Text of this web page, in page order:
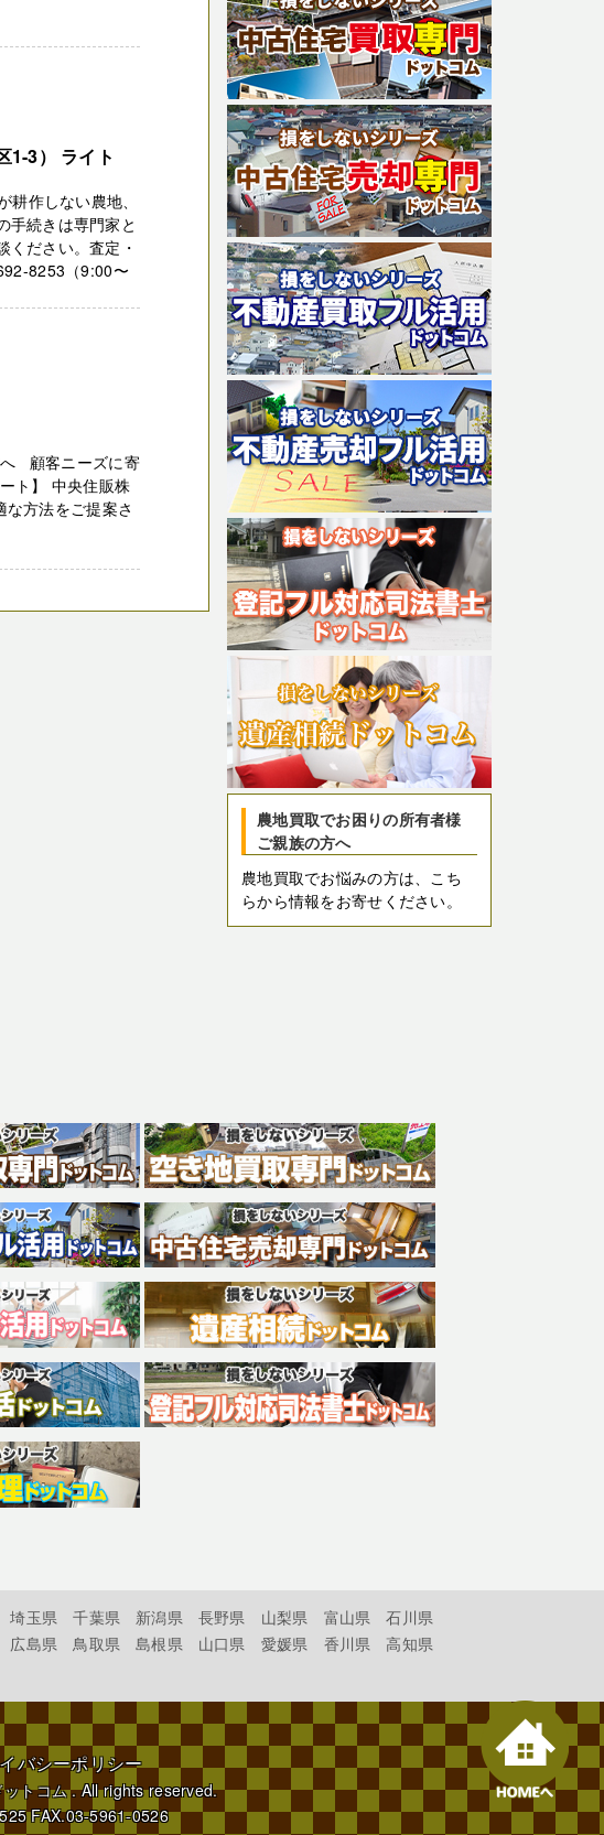
1-3） ライト
作しない農地、
手続きは専門家と
ください。査定・
8253（9:00〜
へ 顧客ニーズに寄
ト】 中央住販株
方法をご提案さ
農地買取でお困りの所有者様
ご親族の方へ
農地買取でお悩みの方は、こち
らから情報をお寄せください。
埼玉県 千葉県 新潟県 長野県 山梨県 富山県
石川県
広島県 鳥取県 島根県 山口県 愛媛県 香川県
高知県
バシーポリシー
トコム. All rights reserved.
FAX.03-5961-0526